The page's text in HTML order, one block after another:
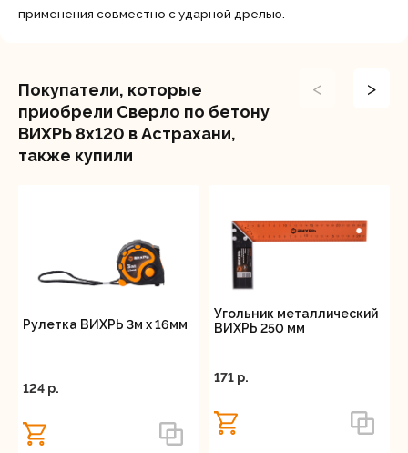
применения совместно с ударной дрелью.
Покупатели, которые
приобрели Сверло по бетону
ВИХРЬ 8x120 в Астрахани,
также купили
< >
Рулетка ВИХРЬ 3м х 16мм
124 p.
Угольник металлический
ВИХРЬ 250 мм
171 p.